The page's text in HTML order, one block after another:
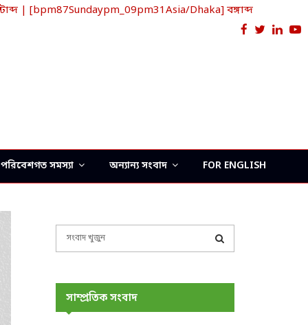
| [bpm87Sundaypm_09pm31Asia/Dhaka] বঙ্গাব্দ
Facebook
Twitter
পরিবেশগত সমস্যা অন্যান্য সংবাদ FOR ENGLISH
সাম্প্রতিক সংবাদ